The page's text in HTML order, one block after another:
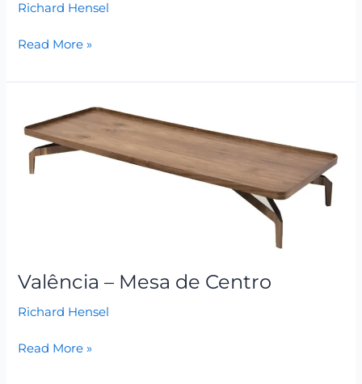
Richard Hensel
Read More »
Valência – Mesa de Centro
Richard Hensel
–
Mesa
de
Read More »